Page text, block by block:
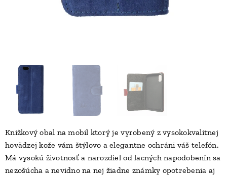
Knižkový obal na mobil ktorý je vyrobený z vysokokvalitnej
hovädzej kože vám štýlovo a elegantne ochráni váš telefón.
Má vysokú životnosť a narozdiel od lacných napodobenín sa
nezošúcha a nevidno na nej žiadne známky opotrebenia aj